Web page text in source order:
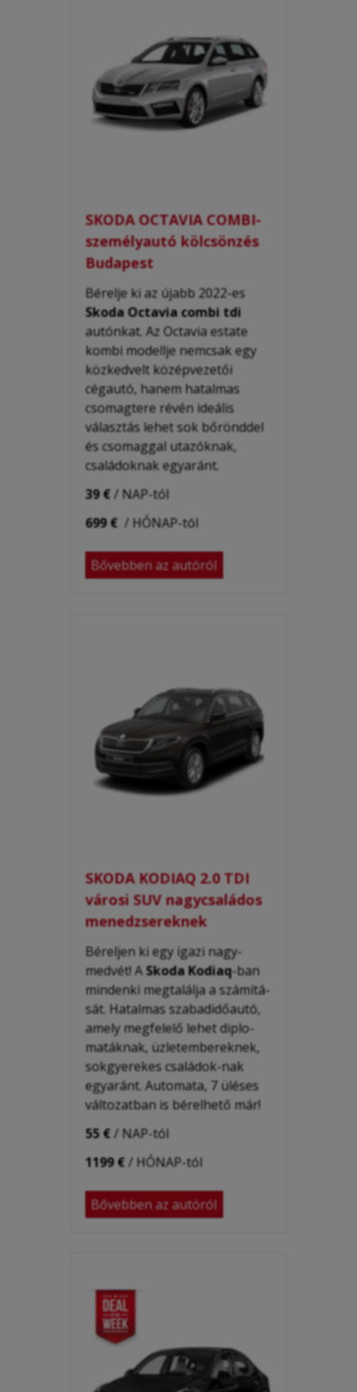
SKODA OCTAVIA COMBI-
személyautó kölcsönzés
Budapest
Bérelje ki az újabb 2022-es
Skoda Octavia combi tdi
autónkat. Az Octavia estate
kombi modellje nemcsak egy
közkedvelt középvezetői
cégautó, hanem hatalmas
csomagtere révén ideális
választás lehet sok bőrönddel
és csomaggal utazóknak,
családoknak egyaránt.
39 €/ NAP-tól
699 € / HÓNAP-tól
Bővebben az autóról
SKODA KODIAQ 2.0 TDI
városi SUV nagycsaládos
menedzsereknek
Béreljen ki egy igazi nagy-
medvét! ASkoda Kodiaq-ban
mindenki megtalálja a számítá-
sát. Hatalmas szabadidőautó,
amely megfelelő lehet diplo-
matáknak, üzletembereknek,
sokgyerekes családok-nak
egyaránt. Automata, 7 üléses
változatban is bérelhető már!
55 €/ NAP-tól
1199 €/ HÓNAP-tól
Bővebben az autóról